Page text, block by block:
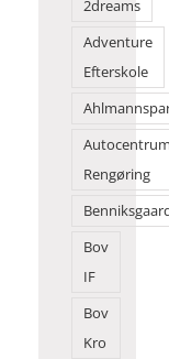
2dreams
Adventure
Efterskole
Rengøring
Bov
IF
Bov
Kro